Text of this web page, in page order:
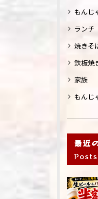
もんじ
ランチ
焼きそ
鉄板焼
家族
もんじ
最近
Posts